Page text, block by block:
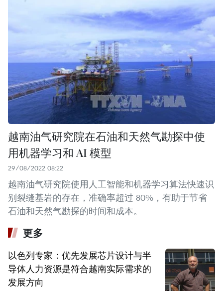
越南油气研究院在石油和天然气勘探中使
用机器学习和 AI 模型
29/08/2022 08:22
越南油气研究院使用人工智能和机器学习算法快速识
别裂缝基岩的存在，准确率超过 80%，有助于节省
石油和天然气勘探的时间和成本。
更多
以色列专家：优先发展芯片设计与半
导体人力资源是符合越南实际需求的
发展方向